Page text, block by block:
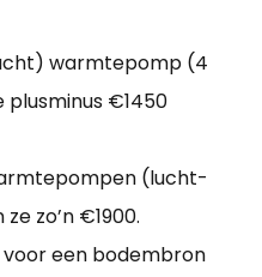
warmtepomp (4
€1450
(lucht-
zo’n €1900.
een bodembron